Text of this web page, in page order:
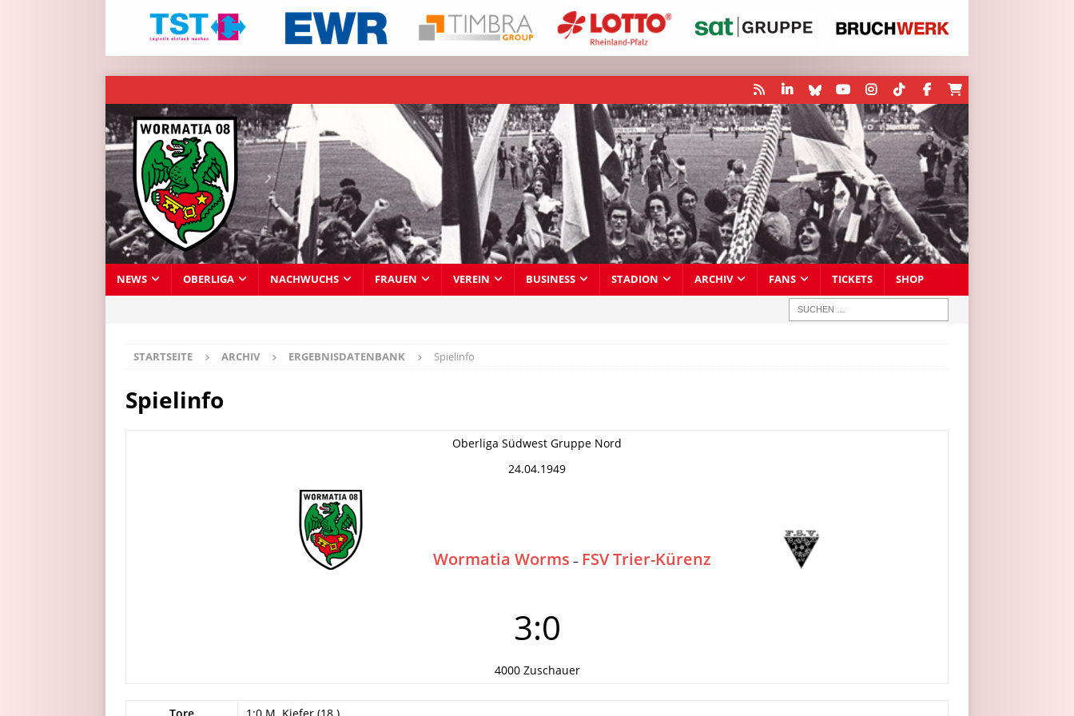
NEWS OBERLIGA NACHWUCHS FRAUEN VEREIN BUSINESS STADION ARCHIV FANS TICKETS SHOP
STARTSEITE ARCHIV ERGEBNISDATENBANK Spielinfo
Spielinfo
Oberliga Südwest Gruppe Nord
24.04.1949
Wormatia Worms – FSV Trier-Kürenz
3:0
4000 Zuschauer